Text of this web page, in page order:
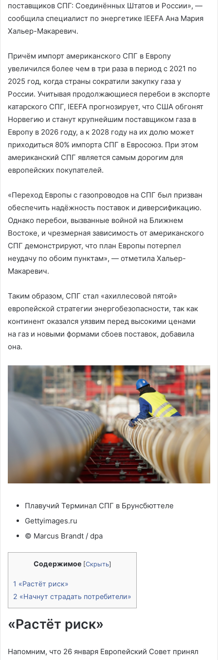
поставщиков СПГ: Соединённых Штатов и России», —
сообщила специалист по энергетике IEEFA Ана Мария
Хальер-Макаревич.
Причём импорт американского СПГ в Европу
увеличился более чем в три раза в период с 2021 по
2025 год, когда страны сократили закупку газа у
России. Учитывая продолжающиеся перебои в экспорте
катарского СПГ, IEEFA прогнозирует, что США обгонят
Норвегию и станут крупнейшим поставщиком газа в
Европу в 2026 году, а к 2028 году на их долю может
приходиться 80% импорта СПГ в Евросоюз. При этом
американский СПГ является самым дорогим для
европейских покупателей.
«Переход Европы с газопроводов на СПГ был призван
обеспечить надёжность поставок и диверсификацию.
Однако перебои, вызванные войной на Ближнем
Востоке, и чрезмерная зависимость от американского
СПГ демонстрируют, что план Европы потерпел
неудачу по обоим пунктам», — отметила Хальер-
Макаревич.
Таким образом, СПГ стал «ахиллесовой пятой»
европейской стратегии энергобезопасности, так как
континент оказался уязвим перед высокими ценами
на газ и новыми формами сбоев поставок, добавила
она.
Плавучий Терминал СПГ в Брунсбюттеле
Gettyimages.ru
© Marcus Brandt / dpa
Содержимое [Скрыть]
1 «Растёт риск»
2 «Начнут страдать потребители»
«Растёт риск»
Напомним, что 26 января Европейский Совет принял